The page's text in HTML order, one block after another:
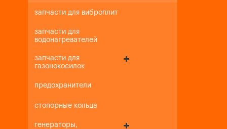
запчасти для виброплит
запчасти для
водонагревателей
запчасти для
газонокосилок
предохранители
стопорные кольца
генераторы,